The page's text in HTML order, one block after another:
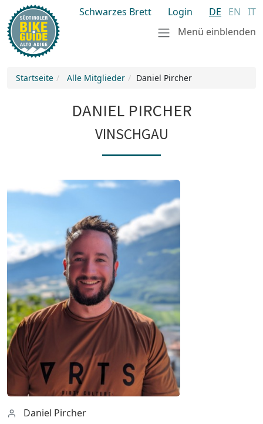
Schwarzes Brett Login DE EN IT
Menü einblenden
Startseite Alle Mitglieder Daniel Pircher
DANIEL PIRCHER
VINSCHGAU
Daniel Pircher